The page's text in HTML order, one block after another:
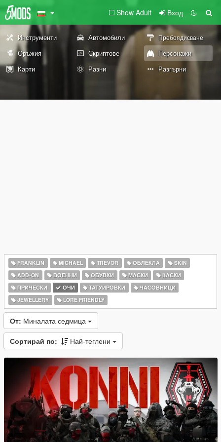
Show Adult Вход
Инструменти Автомобили Пребоядисване
Оръжия Скриптове
Персонажи
Карти
Разни Разгърни
FRANKLIN MICHAEL TREVOR ОБЛЕКЛА
SKIN
ADD-ON
ВОЕННИ ОБУВКИ МАСКИ
КАСКИ
ПРИЧЕСКИ
ОЧИ ТАТУИРОВКИ
ЧАСОВНИЦИ
JEWELLERY
LORE FRIENDLY
От: Миналата седмица
Сортирай по: Най-теглени